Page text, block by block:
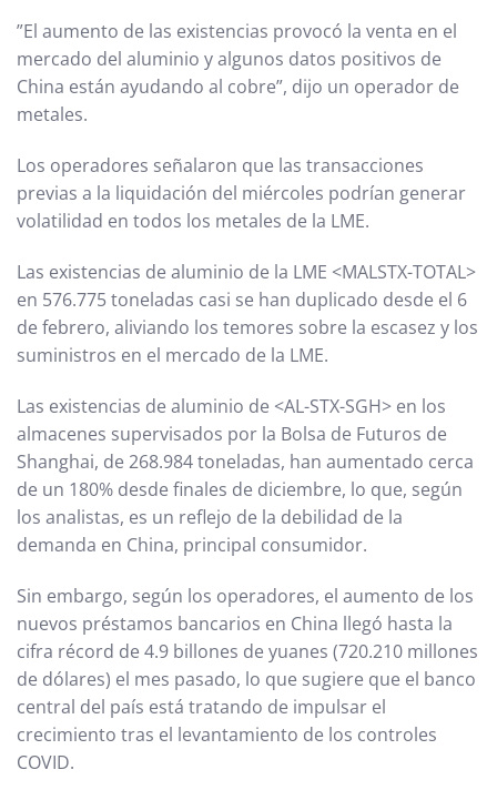
”El aumento de las existencias provocó la venta en el
mercado del aluminio y algunos datos positivos de
China están ayudando al cobre”, dijo un operador de
metales.
Los operadores señalaron que las transacciones
previas a la liquidación del miércoles podrían generar
volatilidad en todos los metales de la LME.
Las existencias de aluminio de la LME <MALSTX-TOTAL>
en 576.775 toneladas casi se han duplicado desde el 6
de febrero, aliviando los temores sobre la escasez y los
suministros en el mercado de la LME.
Las existencias de aluminio de <AL-STX-SGH> en los
almacenes supervisados por la Bolsa de Futuros de
Shanghai, de 268.984 toneladas, han aumentado cerca
de un 180% desde finales de diciembre, lo que, según
los analistas, es un reflejo de la debilidad de la
demanda en China, principal consumidor.
Sin embargo, según los operadores, el aumento de los
nuevos préstamos bancarios en China llegó hasta la
cifra récord de 4.9 billones de yuanes (720.210 millones
de dólares) el mes pasado, lo que sugiere que el banco
central del país está tratando de impulsar el
crecimiento tras el levantamiento de los controles
COVID.